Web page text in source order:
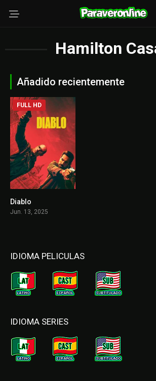
Hamilton
Añadido recientemente
FULL HD
Diablo
Jun. 13, 2025
IDIOMA PELICULAS
IDIOMA SERIES